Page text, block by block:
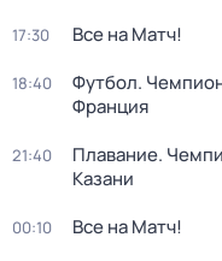
17:30 Все на Матч!
18:40
Футбол.
Франция
21:40
Плавание.
Казани
00:10 Все на Матч!